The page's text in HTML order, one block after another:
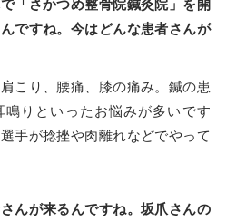
「さかつめ整骨院鍼灸院」を開
ですね。今はどんな患者さんが
肩こり、腰痛、膝の痛み。鍼の患
鳴りといったお悩みが多いです
手が捻挫や肉離れなどでやって
んが来るんですね。坂爪さんの